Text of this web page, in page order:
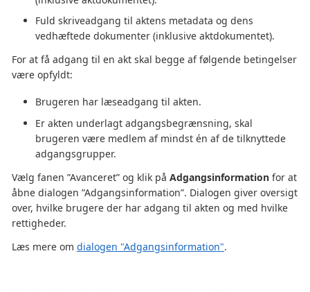
Fuld skriveadgang til aktens metadata og dens
vedhæftede dokumenter (inklusive aktdokumentet).
For at få adgang til en akt skal begge af følgende betingelser
være opfyldt:
Brugeren har læseadgang til akten.
Er akten underlagt adgangsbegrænsning, skal
brugeren være medlem af mindst én af de tilknyttede
adgangsgrupper.
Vælg fanen ”Avanceret” og klik på Adgangsinformation for at
åbne dialogen ”Adgangsinformation”. Dialogen giver oversigt
over, hvilke brugere der har adgang til akten og med hvilke
rettigheder.
Læs mere om dialogen "Adgangsinformation".